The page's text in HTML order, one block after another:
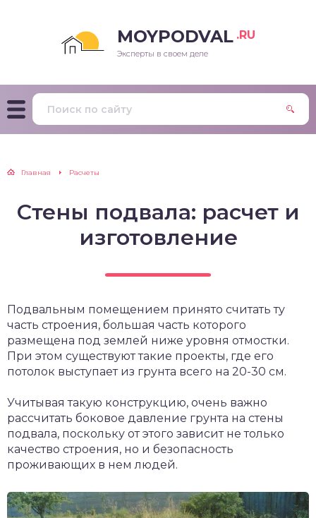
MOYPODVAL .RU
Эксперты в своем деле
Главная Расчеты
Стены подвала: расчет и
изготовление
Подвальным помещением принято считать ту
часть строения, большая часть которого
размещена под землей ниже уровня отмостки.
При этом существуют такие проекты, где его
потолок выступает из грунта всего на 20-30 см.
Учитывая такую конструкцию, очень важно
рассчитать боковое давление грунта на стены
подвала, поскольку от этого зависит не только
качество строения, но и безопасность
проживающих в нем людей.